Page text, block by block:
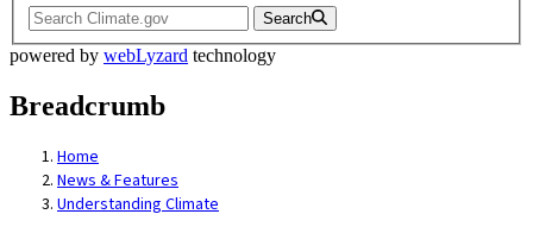
Search
powered by webLyzard technology
Breadcrumb
Home
News & Features
Understanding Climate